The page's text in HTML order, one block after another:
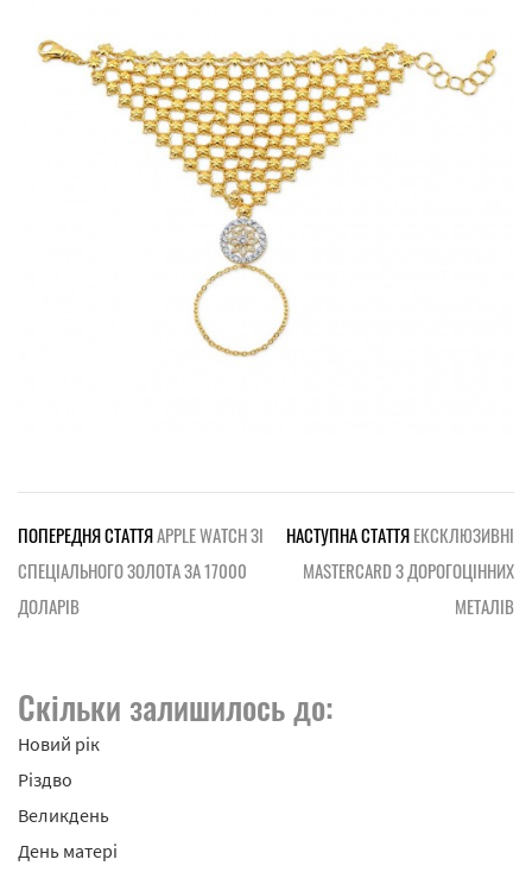
ПОПЕРЕДНЯ СТАТТЯAPPLE WATCH ЗІ
СПЕЦІАЛЬНОГО ЗОЛОТА ЗА 17000
ДОЛАРІВ
НАСТУПНА СТАТТЯЕКСКЛЮЗИВНІ
MASTERCARD З ДОРОГОЦІННИХ
МЕТАЛІВ
Скільки залишилось до:
Новий рік
Різдво
Великдень
День матері